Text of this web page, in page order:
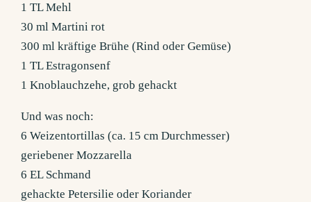
1 TL Mehl
30 ml Martini rot
300 ml kräftige Brühe (Rind oder Gemüse)
1 TL Estragonsenf
1 Knoblauchzehe, grob gehackt
Und was noch:
6 Weizentortillas (ca. 15 cm Durchmesser)
geriebener Mozzarella
6 EL Schmand
gehackte Petersilie oder Koriander